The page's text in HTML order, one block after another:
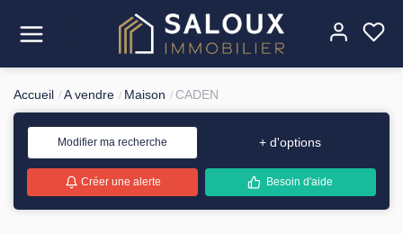
Acheter
Louer
Estimer
Accueil A vendre Maison CADEN
Modifier ma recherche + d'options
Créer une alerte Besoin d'aide